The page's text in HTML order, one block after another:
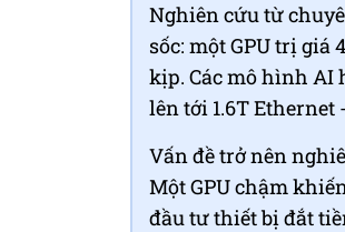
Nghiên cứu từ
sốc: một GPU trị giá
kịp. Các mô hình AI
lên tới 1.6T
Vấn đề trở nên
Một GPU chậm
đầu tư thiết bị đắt